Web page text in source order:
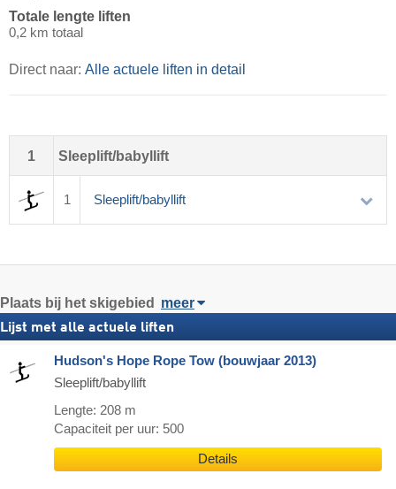
Totale lengte liften
0,2 km totaal
Direct naar: Alle actuele liften in detail
1 Sleeplift/babyllift
1 Sleeplift/babyllift
Plaats bij het skigebied meer
Lijst met alle actuele liften
Hudson's Hope Rope Tow (bouwjaar 2013)
Sleeplift/babyllift
Lengte: 208 m
Capaciteit per uur: 500
Details